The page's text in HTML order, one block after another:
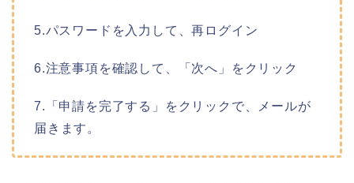
5.パスワードを入力して、再ログイン
6.注意事項を確認して、「次へ」をクリック
7.「申請を完了する」をクリックで、メールが
届きます。